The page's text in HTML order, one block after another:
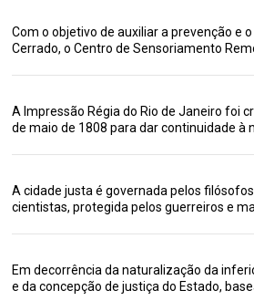
Com o objetivo de auxiliar a prevenção e
Cerrado, o Centro de Sensoriamento
A Impressão Régia do Rio de Janeiro foi
de maio de 1808 para dar continuidade à
A cidade justa é governada pelos
cientistas, protegida pelos guerreiros e
Em decorrência da naturalização da
e da concepção de justiça do Estado,